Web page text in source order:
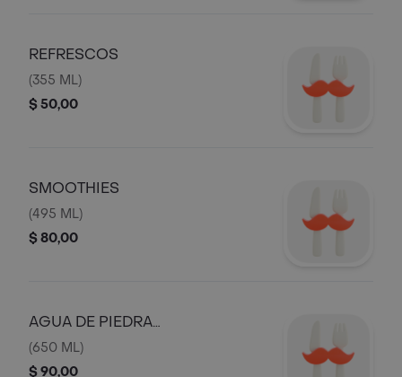
REFRESCOS
(355 ML)
$ 50,00
SMOOTHIES
(495 ML)
$ 80,00
AGUA DE PIEDRA
NATURAL/MINERAL
(650 ML)
$ 90,00